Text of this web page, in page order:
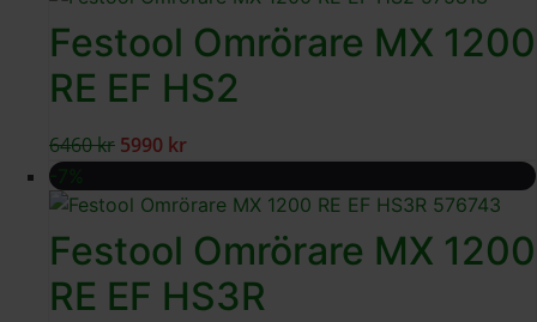
Festool Omrörare MX 1200
RE EF HS2
6460kr 5990 kr
-7%
Festool Omrörare MX 1200
RE EF HS3R